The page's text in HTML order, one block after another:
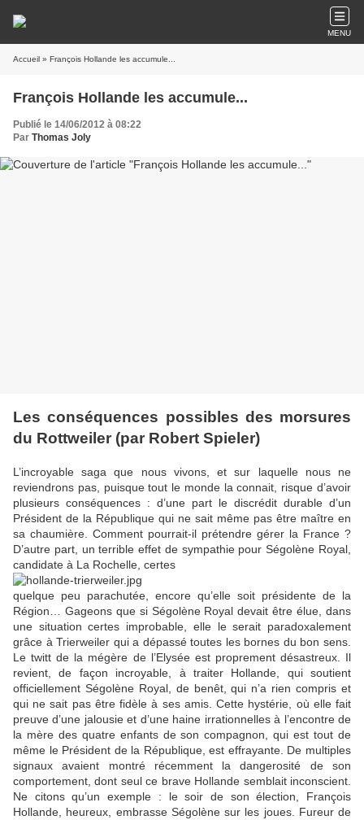
MENU
Accueil » François Hollande les accumule...
François Hollande les accumule...
Publié le 14/06/2012 à 08:22
Par Thomas Joly
Les conséquences possibles des morsures
du Rottweiler (par Robert Spieler)
L’incroyable saga que nous vivons, et sur laquelle nous ne
reviendrons pas, puisque tout le monde la connait, risque d’avoir
plusieurs conséquences : d’une part le discrédit durable d’un
Président de la République qui ne sait même pas être maître en
sa chaumière. Comment pourrait-il prétendre gérer la France ?
D’autre part, un terrible effet de sympathie pour Ségolène Royal,
candidate à La Rochelle, certes
quelque peu parachutée, encore qu’elle soit présidente de la
Région… Gageons que si Ségolène Royal devait être élue, dans
une situation certes improbable, elle le serait paradoxalement
grâce à Trierweiler qui a dépassé toutes les bornes du bon sens.
Le twitt de la mégère de l’Elysée est proprement désastreux. Il
revient, de façon incroyable, à traiter Hollande, qui soutient
officiellement Ségolène Royal, de benêt, qui n’a rien compris et
qui ne sait pas être fidèle à ses amis. Cette hystérie, où elle fait
preuve d’une jalousie et d’une haine irrationnelles à l’encontre de
la mère des quatre enfants de son compagnon, qui est tout de
même le Président de la République, est effrayante. De multiples
signaux avaient montré récemment la dangerosité de son
comportement, dont seul ce brave Hollande semblait inconscient.
Ne citons qu’un exemple : le soir de son élection, François
Hollande, heureux, embrasse Ségolène sur les joues. Fureur de